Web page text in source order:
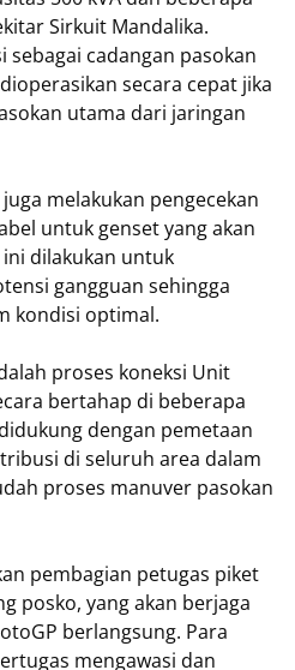
Sirkuit Mandalika.
sebagai cadangan pasokan
secara cepat jika
utama dari jaringan
melakukan pengecekan
untuk genset yang akan
dilakukan untuk
gangguan sehingga
kondisi optimal.
proses koneksi Unit
bertahap di beberapa
dengan pemetaan
di seluruh area dalam
proses manuver pasokan
pembagian petugas piket
posko, yang akan berjaga
berlangsung. Para
mengawasi dan